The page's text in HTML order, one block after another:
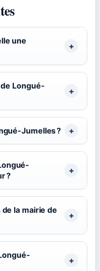
une
Longué-
Jumelles ?
?
la mairie de